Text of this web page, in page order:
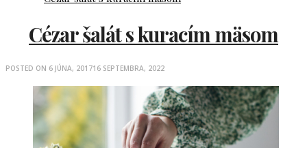
Cézar šalát s kuracím mäsom
POSTED ON 6 JÚNA, 201716 SEPTEMBRA, 2022